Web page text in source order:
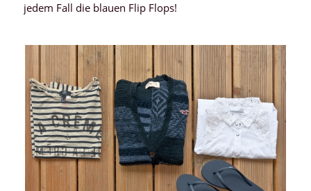
jedem Fall die blauen Flip Flops!